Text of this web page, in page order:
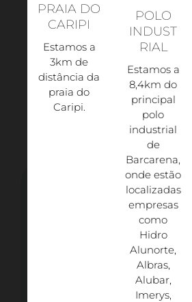
PRAIA DO
CARIPI
Estamos a
3km de
distância da
praia do
Caripi.​
POLO
INDUST
RIAL
Estamos a
8,4km do
principal
polo
industrial
de
Barcarena,
onde estão
localizadas
empresas
como
Hidro
Alunorte,
Albras,
Alubar,
Imerys,